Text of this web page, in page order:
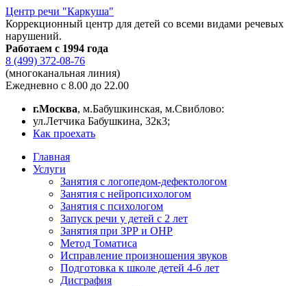
Центр речи "Каркуша"
Коррекционный центр для детей со всеми видами речевых
нарушений.
Работаем с 1994 года
8 (499) 372-08-76
(многоканальная линия)
Ежедневно с 8.00 до 22.00
г.Москва, м.Бабушкинская, м.Свиблово:
ул.Летчика Бабушкина, 32к3;
Как проехать
Главная
Услуги
Занятия с логопедом-дефектологом
Занятия с нейропсихологом
Занятия с психологом
Запуск речи у детей с 2 лет
Занятия при ЗРР и ОНР
Метод Томатиса
Исправление произношения звуков
Подготовка к школе детей 4-6 лет
Дисграфия